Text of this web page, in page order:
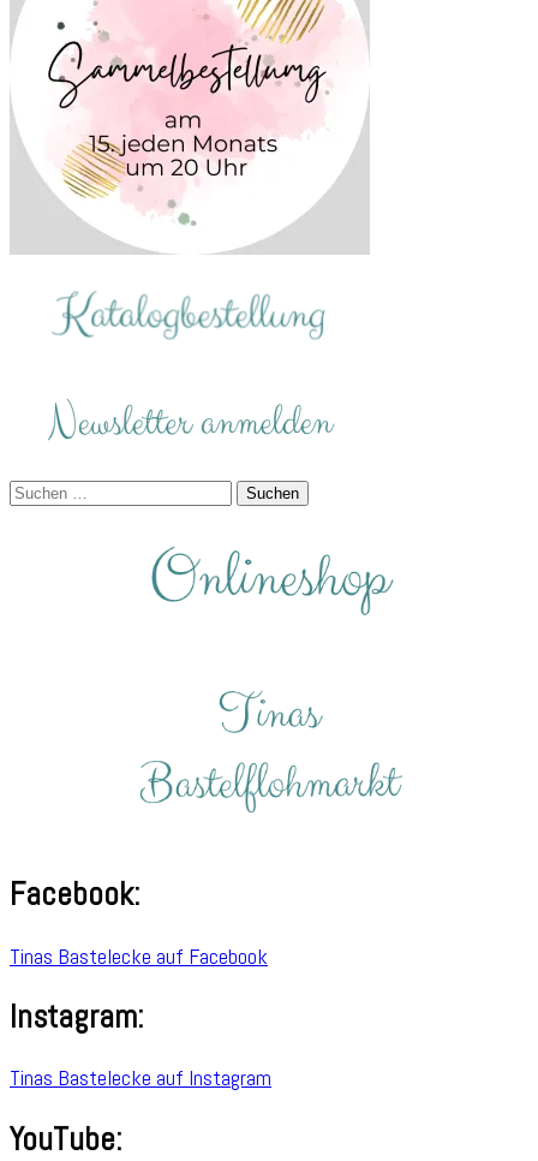
Suchen
Facebook:
Tinas Bastelecke auf Facebook
Instagram:
Tinas Bastelecke auf Instagram
YouTube: